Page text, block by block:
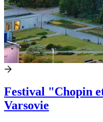
Festival "Chopin
Varsovie